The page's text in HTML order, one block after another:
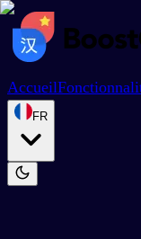
Accueil
FR